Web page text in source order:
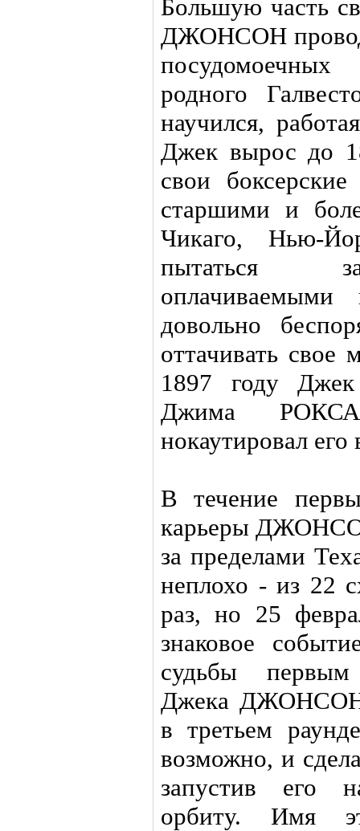
Большую часть
ДЖОНСОН
родного
научился,
Джек вырос до
свои
старшими и
Чикаго, Нью-
пытаться
довольно
оттачивать свое
1897 году
Джима
нокаутировал его
В течение
карьеры
за пределами
неплохо - из 22
раз, но 25
знаковое
судьбы
Джека
в третьем
возможно, и
запустив его
орбиту. Имя